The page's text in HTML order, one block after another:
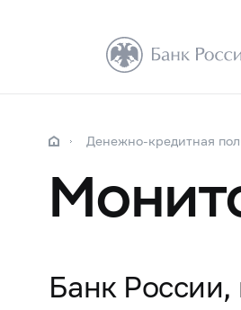
Денежно-кредитная
Банк